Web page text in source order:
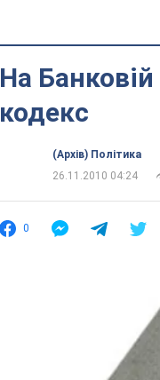
На
кодекс
(Архів) Політика
26.11.2010 04:24
0